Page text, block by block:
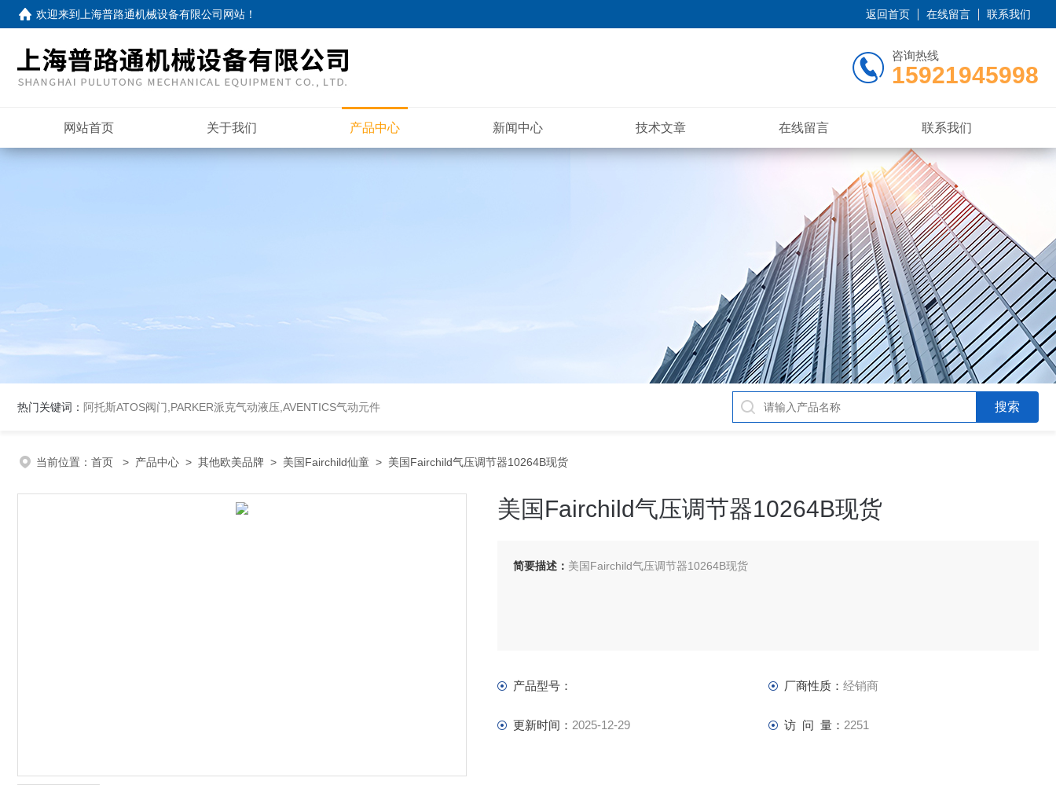
欢迎来到 上海普路通机械设备有限公司网站 ！ 返回首页 在线留言 联系我们
咨询热线
15921945998
网站首页 关于我们 产品中心 新闻中心 技术文章 在线留言 联系我们
热门关键词： 阿托斯ATOS阀门,PARKER派克气动液压,AVENTICS气动元件
当前位置： 首页 > 产品中心 > 其他欧美品牌 > 美国Fairchild仙童 > 美国Fairchild气压调节器10264B现货
美国Fairchild气压调节器10264B现货
简要描述： 美国Fairchild气压调节器10264B现货
产品型号： 厂商性质： 经销商
更新时间： 2025-12-29 访 问 量： 2251